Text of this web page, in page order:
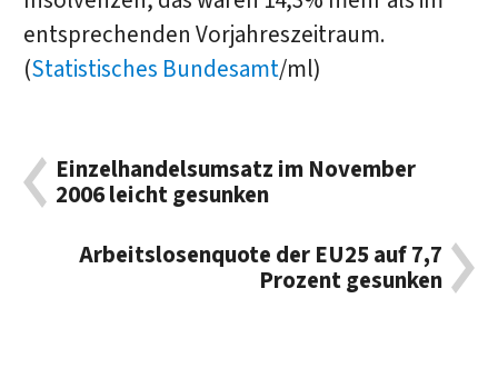
entsprechenden Vorjahreszeitraum.
(Statistisches Bundesamt/ml)
Einzelhandelsumsatz im November
2006 leicht gesunken
Arbeitslosenquote der EU25 auf 7,7
Prozent gesunken